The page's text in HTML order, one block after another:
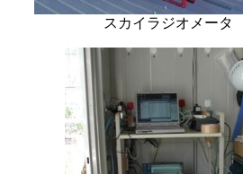
スカイラジオメータ